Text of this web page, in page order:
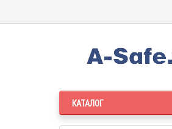
КАТАЛОГ